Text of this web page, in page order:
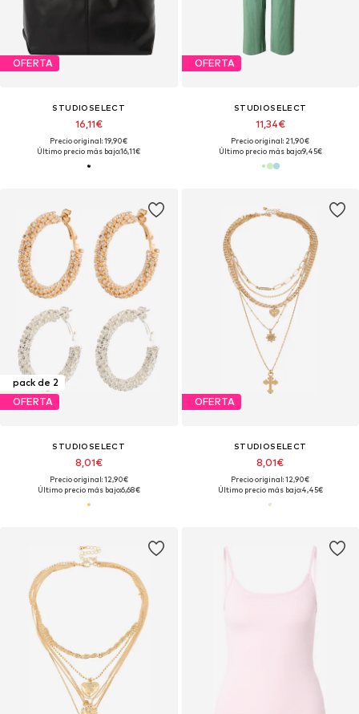
OFERTA
STUDIOSELECT
16,11€
Precio original: 19,90€
Último precio más bajo:16,11€
OFERTA
STUDIOSELECT
11,34€
Precio original: 21,90€
Último precio más bajo:9,45€
pack de 2
OFERTA
STUDIOSELECT
8,01€
Precio original: 12,90€
Último precio más bajo:6,68€
OFERTA
STUDIOSELECT
8,01€
Precio original: 12,90€
Último precio más bajo:4,45€